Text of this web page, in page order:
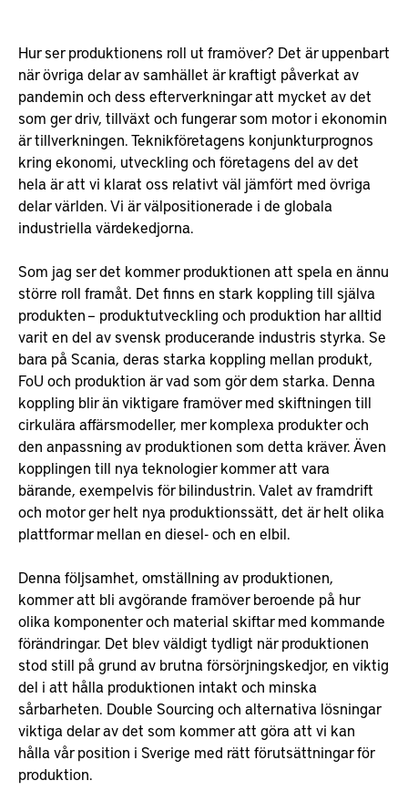
Hur ser produktionens roll ut framöver? Det är uppenbart
när övriga delar av samhället är kraftigt påverkat av
pandemin och dess efterverkningar att mycket av det
som ger driv, tillväxt och fungerar som motor i ekonomin
är tillverkningen. Teknikföretagens konjunkturprognos
kring ekonomi, utveckling och företagens del av det
hela är att vi klarat oss relativt väl jämfört med övriga
delar världen. Vi är välpositionerade i de globala
industriella värdekedjorna.
Som jag ser det kommer produktionen att spela en ännu
större roll framåt. Det finns en stark koppling till själva
produkten – produktutveckling och produktion har alltid
varit en del av svensk producerande industris styrka. Se
bara på Scania, deras starka koppling mellan produkt,
FoU och produktion är vad som gör dem starka. Denna
koppling blir än viktigare framöver med skiftningen till
cirkulära affärsmodeller, mer komplexa produkter och
den anpassning av produktionen som detta kräver. Även
kopplingen till nya teknologier kommer att vara
bärande, exempelvis för bilindustrin. Valet av framdrift
och motor ger helt nya produktionssätt, det är helt olika
plattformar mellan en diesel- och en elbil.
Denna följsamhet, omställning av produktionen,
kommer att bli avgörande framöver beroende på hur
olika komponenter och material skiftar med kommande
förändringar. Det blev väldigt tydligt när produktionen
stod still på grund av brutna försörjningskedjor, en viktig
del i att hålla produktionen intakt och minska
sårbarheten. Double Sourcing och alternativa lösningar
viktiga delar av det som kommer att göra att vi kan
hålla vår position i Sverige med rätt förutsättningar för
produktion.